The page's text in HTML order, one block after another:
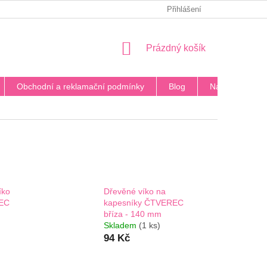
PODMÍNKY OCHRANY OSOBNÍCH ÚDAJŮ BLOG
Přihlášení
NÁKUPNÍ
Prázdný košík
Obchodní a reklamační podmínky Blog Napište nám
Dřevěné víko na
kapesníky ČTVEREC
bříza - 140 mm
Skladem (1 ks)
94 Kč